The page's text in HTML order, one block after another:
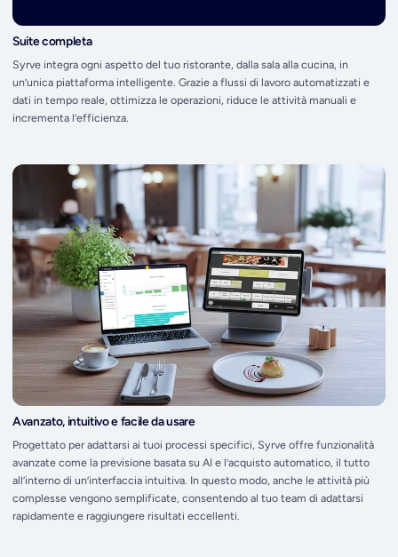
Suite completa
Syrve integra ogni aspetto del tuo ristorante, dalla sala alla cucina, in
un’unica piattaforma intelligente. Grazie a flussi di lavoro automatizzati e
dati in tempo reale, ottimizza le operazioni, riduce le attività manuali e
incrementa l’efficienza.
Avanzato, intuitivo e facile da usare
Progettato per adattarsi ai tuoi processi specifici, Syrve offre funzionalità
avanzate come la previsione basata su AI e l’acquisto automatico, il tutto
all’interno di un’interfaccia intuitiva. In questo modo, anche le attività più
complesse vengono semplificate, consentendo al tuo team di adattarsi
rapidamente e raggiungere risultati eccellenti.